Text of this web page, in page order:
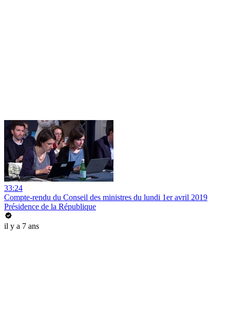
33:24
Compte-rendu du Conseil des ministres du lundi 1er avril 2019
Présidence de la République
il y a 7 ans